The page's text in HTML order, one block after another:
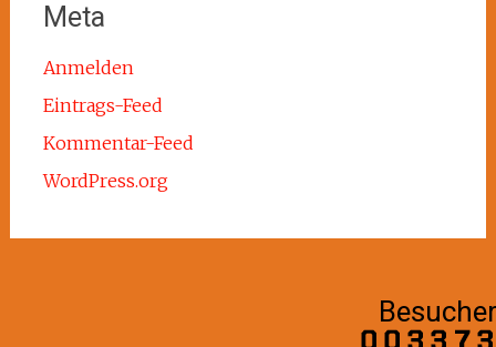
Meta
Anmelden
Eintrags-Feed
Kommentar-Feed
WordPress.org